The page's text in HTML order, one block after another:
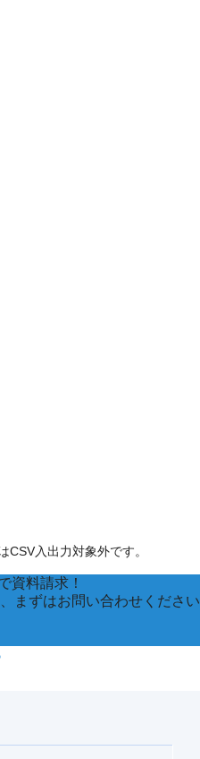
入出力対象外です。
資料請求！
まずはお問い合わせください